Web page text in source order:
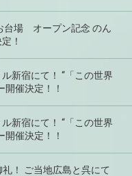
台場 オープン記念 のん
！
新宿にて！ “「この世界
催決定！！
新宿にて！ “「この世界
催決定！！
！ ご当地広島と呉にて